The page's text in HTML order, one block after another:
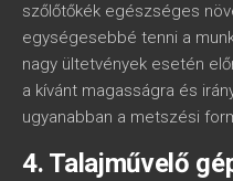
szőlőtőkék egészséges
egységesebbé tenni a
nagy ültetvények esetén
a kívánt magasságra és
ugyanabban a metszési
4. Talajművelő